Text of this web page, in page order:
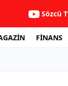
Sözcü
FİNANS